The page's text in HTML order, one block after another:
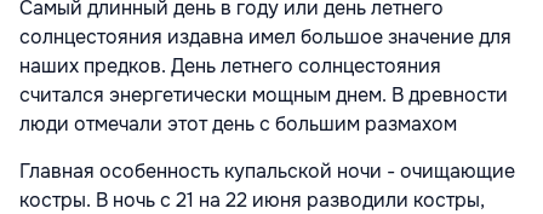
Самый длинный день в году или день летнего
солнцестояния издавна имел большое значение для
наших предков. День летнего солнцестояния
считался энергетически мощным днем. В древности
люди отмечали этот день с большим размахом
Главная особенность купальской ночи - очищающие
костры. В ночь с 21 на 22 июня разводили костры,